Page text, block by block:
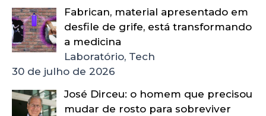
Fabrican, material apresentado em
desfile de grife, está transformando
a medicina
Laboratório, Tech
30 de julho de 2026
José Dirceu: o homem que precisou
mudar de rosto para sobreviver